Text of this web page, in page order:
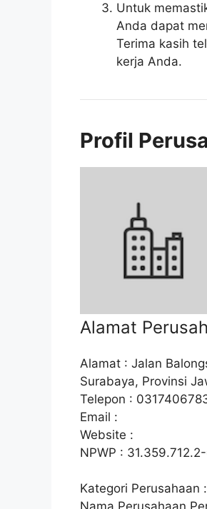
Untuk
Anda dapat
Terima kasih
kerja Anda.
Profil
Alamat
Alamat : Jalan
Surabaya, Provinsi
Telepon :
Email :
Website :
NPWP :
Kategori Perusahaan :